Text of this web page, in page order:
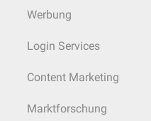
Werbung
Login Services
Content Marketing
Marktforschung